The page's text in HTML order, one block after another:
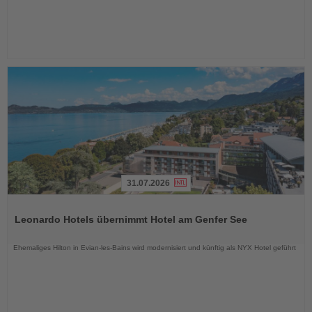
die
31.07.2026
Leonardo Hotels übernimmt Hotel am Genfer See
Ehemaliges Hilton in Evian-les-Bains wird modernisiert und künftig als NYX Hotel geführt